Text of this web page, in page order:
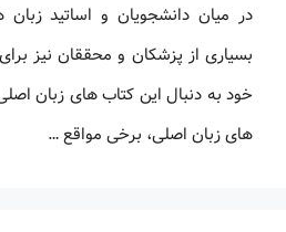
در میان دانشجویان و اساتید
بسیاری از پزشکان و محققان نیز
خود به دنبال این کتاب های زبان
های زبان اصلی، برخی مواقع …